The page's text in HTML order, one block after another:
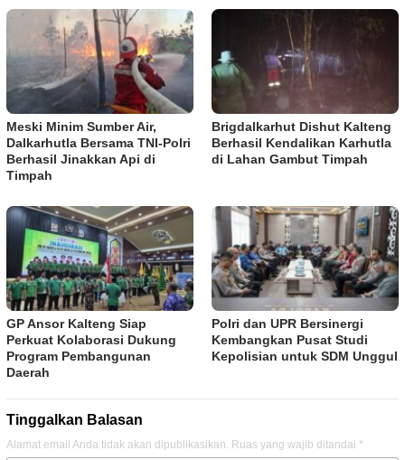
Meski Minim Sumber Air,
Dalkarhutla Bersama TNI-Polri
Berhasil Jinakkan Api di
Timpah
Brigdalkarhut Dishut Kalteng
Berhasil Kendalikan Karhutla
di Lahan Gambut Timpah
GP Ansor Kalteng Siap
Perkuat Kolaborasi Dukung
Program Pembangunan
Daerah
Polri dan UPR Bersinergi
Kembangkan Pusat Studi
Kepolisian untuk SDM Unggul
Tinggalkan Balasan
Alamat email Anda tidak akan dipublikasikan. Ruas yang wajib ditandai *